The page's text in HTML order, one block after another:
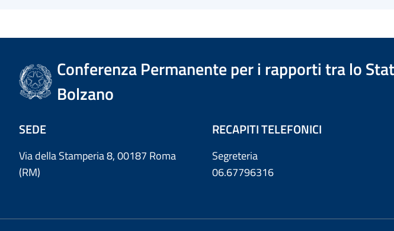
Conferenza Permanente per i rapporti tra lo
Bolzano
SEDE
Via della Stamperia 8, 00187 Roma
(RM)
RECAPITI TELEFONICI
Segreteria
06.67796316